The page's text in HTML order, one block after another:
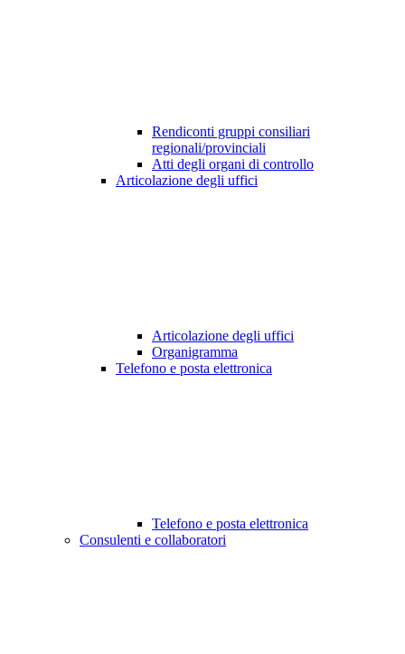
Rendiconti gruppi consiliari
regionali/provinciali
Atti degli organi di controllo
Articolazione degli uffici
Articolazione degli uffici
Organigramma
Telefono e posta elettronica
Telefono e posta elettronica
Consulenti e collaboratori